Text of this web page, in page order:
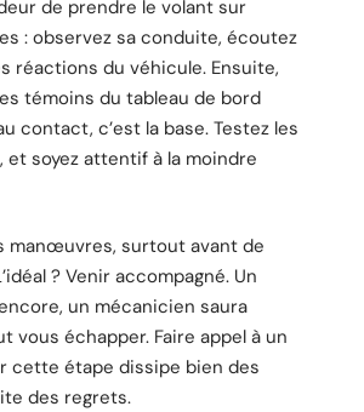
de prendre le volant sur
: observez sa conduite, écoutez
réactions du véhicule. Ensuite,
témoins du tableau de bord
contact, c’est la base. Testez les
soyez attentif à la moindre
manœuvres, surtout avant de
? Venir accompagné. Un
un mécanicien saura
vous échapper. Faire appel à un
cette étape dissipe bien des
des regrets.